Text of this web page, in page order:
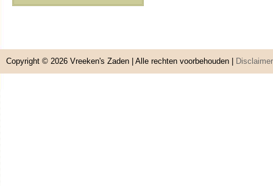
Copyright © 2026 Vreeken's Zaden | Alle rechten voorbehouden | Disclaimer